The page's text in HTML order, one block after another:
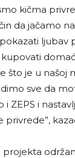
kičma
da jačamo
ljubav
što je u našoj
sve da
ZEPS i
projekta